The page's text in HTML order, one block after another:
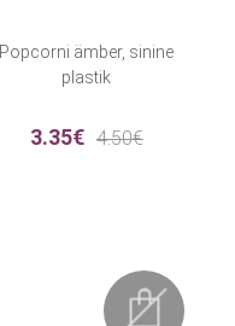
Popcorni ämber, sinine
plastik
3.35€ 4.50€